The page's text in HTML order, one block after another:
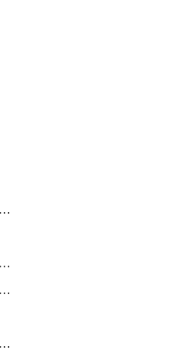
很久不戴不走了解决技巧大全
发条一直上不紧处理方法详解
发条一直上不紧解决技巧盘点
很久不戴不走了处理技巧大全